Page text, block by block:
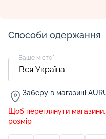
Способи одержання
Ваше місто*
Заберу в магазині
Щоб переглянути магазини,
розмір